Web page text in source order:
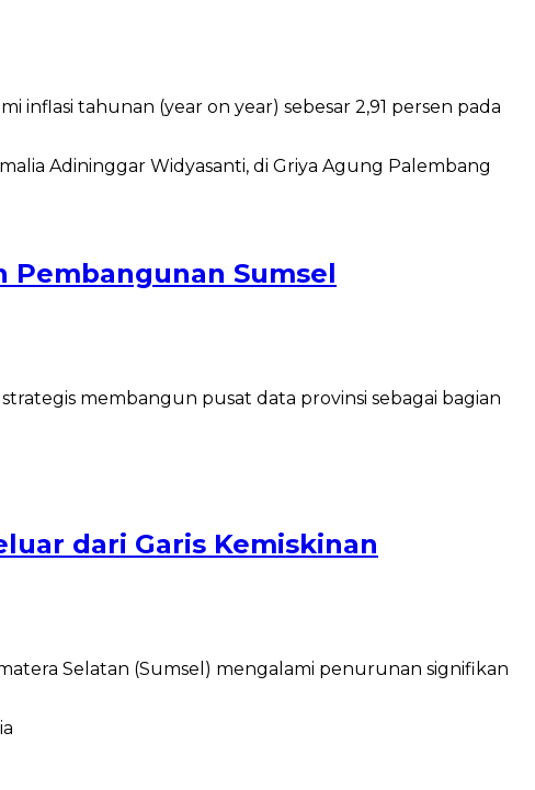
inflasi tahunan (year on year) sebesar 2,91 persen pada
Pembangunan Sumsel
membangun pusat data provinsi sebagai bagian
dari Garis Kemiskinan
Selatan (Sumsel) mengalami penurunan signifikan